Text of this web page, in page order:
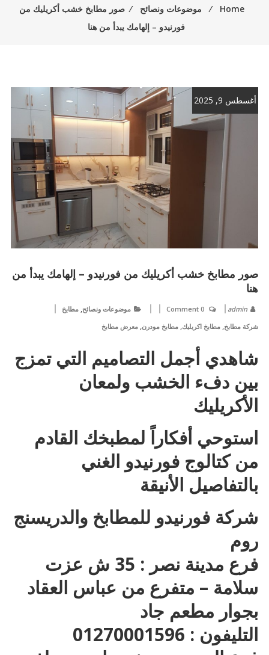
Home
⁄ موضوعات ونصائح ⁄ صور مطابخ خشب أكريليك من
فورنيدو – إلهامك يبدأ من هنا
أغسطس 9, 2025
صور مطابخ خشب أكريليك من فورنيدو – إلهامك يبدأ من
هنا
admin
0 Comment موضوعات ونصائح, مطابخ
شركة مطابخ, مطابخ اكريليك, مطابخ مودرن, معرض مطابخ
شاهدي أجمل التصاميم التي تمزج
بين دفء الخشب ولمعان
الأكريليك
استوحي أفكاراً لمطبخك القادم
من كتالوج فورنيدو الغني
بالتفاصيل الأنيقة
شركة فورنيدو للمطابخ والدريسنج
روم
فرع مدينة نصر : 35 ش عزت
سلامة – متفرع من عباس العقاد
بجوار مطعم جاد
التليفون : 01270001596